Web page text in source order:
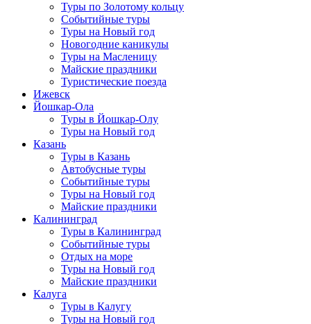
Туры по Золотому кольцу
Событийные туры
Туры на Новый год
Новогодние каникулы
Туры на Масленицу
Майские праздники
Туристические поезда
Ижевск
Йошкар-Ола
Туры в Йошкар-Олу
Туры на Новый год
Казань
Туры в Казань
Автобусные туры
Событийные туры
Туры на Новый год
Майские праздники
Калининград
Туры в Калининград
Событийные туры
Отдых на море
Туры на Новый год
Майские праздники
Калуга
Туры в Калугу
Туры на Новый год